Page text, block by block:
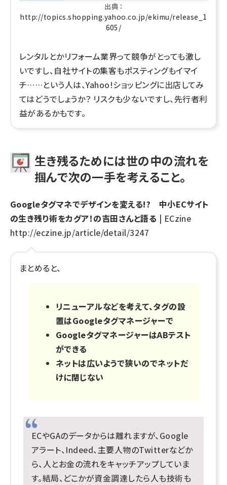
出典：
http://topics.shopping.yahoo.co.jp/ekimu/release_1
605/
レンタルとかリフォーム業界って競争がとっても激し
いですし、自社サイトの集客もポスティングもイマイ
チ……という人は、Yahoo!ショッピングに出店してみ
てはどうでしょうか？ リスクも少ないですし、先行者利
益があるかもです。
生き残るためには世の中の流れを
掴んで次の一手を考えること。
Googleタグマネでデザインを変える!? 中小ECサイト
の生き残り術をカグア！の吉田さんと語る | ECzine
http://eczine.jp/article/detail/3247
まとめると、
リニューアルなどを考えて、タグの設
置はGoogleタグマネージャーで
GoogleタグマネージャーはABテスト
ができる
ネットは広いようで狭いのでネットだ
けに閉じない
ECやGAのデータからは離れますが、Google
アラート、Indeed、主要人物のTwitterなどか
ら、人とお金の流れをキャッチアップしていま
す。結局、どこかが資金調達したら人も技術も